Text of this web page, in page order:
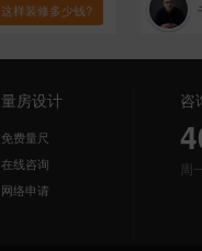
这样装修多少钱?
量房设计
免费量尺
在线咨询
网络申请
咨
周